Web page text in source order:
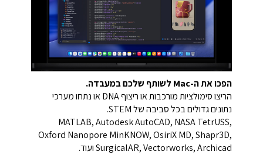
הפכו את ה-Mac לשותף שלכם במעבדה.
הריצו סימולציות מורכבות או ריצוף DNA או נתחו מערכי
נתונים גדולים בכל סביבה של STEM.
MATLAB, Autodesk AutoCAD, NASA TetrUSS,
Oxford Nanopore MinKNOW, OsiriX MD, Shapr3D,
SurgicalAR, Vectorworks, Archicad ועוד.